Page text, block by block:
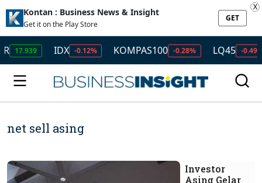
Kontan : Business News & Insight
Get it on the Play Store
GET
X
IDX -0.12% KOMPAS100 -0.28% LQ45 -0.49% ISSI -
net sell asing
Investor
Asing Gelar